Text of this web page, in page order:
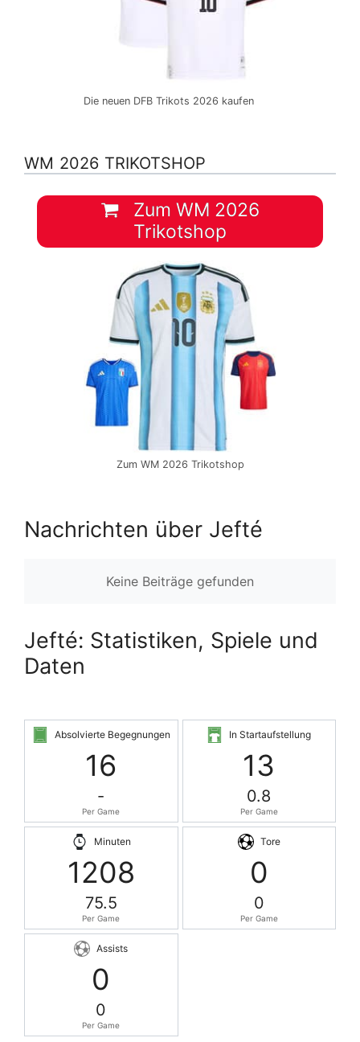
Die neuen DFB Trikots 2026 kaufen
WM 2026 TRIKOTSHOP
Zum WM 2026
Trikotshop
Zum WM 2026 Trikotshop
Nachrichten über Jefté
Keine Beiträge gefunden
Jefté: Statistiken, Spiele und
Daten
Absolvierte Begegnungen
16
-
Per Game
In Startaufstellung
13
0.8
Per Game
Minuten
1208
75.5
Per Game
Tore
0
0
Per Game
Assists
0
0
Per Game